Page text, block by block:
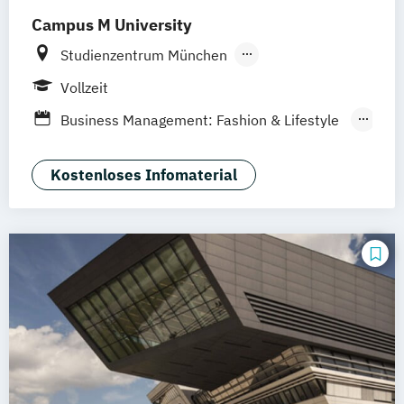
Campus M University
Studienzentrum München
Studienzentrum Nürnberg
Vollzeit
Business Management: Fashion & Lifestyle
Business Management: Profil Marketing &
Brands
Culture
Marketing Management
Sport Marketing und Management
Kostenloses Infomaterial